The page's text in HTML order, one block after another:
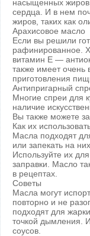
насыщенных
сердца. И в нем
жиров, таких как
Арахисовое масло
Если вы решили
рафинированное.
витамин Е —
также имеет
приготовления
Антипригарный
Многие спреи для
наличие
Вы также можете
Как их
Масла подходят
или запекать на
Используйте их
заправки. Масло
в рецептах.
Советы
Масла могут
повторно и не
подходят для
точкой дымления.
соусов.